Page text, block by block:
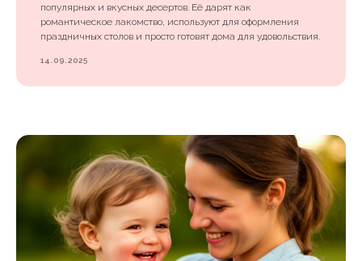
популярных и вкусных десертов. Её дарят как
романтическое лакомство, используют для оформления
праздничных столов и просто готовят дома для удовольствия.
14.09.2025